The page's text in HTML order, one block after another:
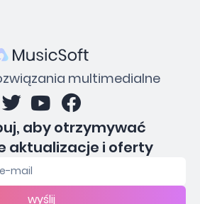
multimedialne
aby otrzymywać
aktualizacje i oferty
wyślij